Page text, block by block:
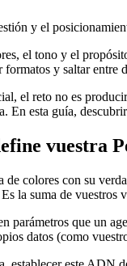
y el
el tono y el
y saltar
el reto no es
En esta guía,
vuestra
colores con su
la suma de
que un
datos (como